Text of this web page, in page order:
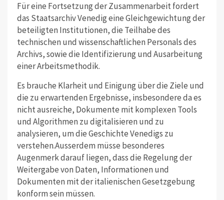
Für eine Fortsetzung der Zusammenarbeit fordert
das Staatsarchiv Venedig eine Gleichgewichtung der
beteiligten Institutionen, die Teilhabe des
technischen und wissenschaftlichen Personals des
Archivs, sowie die Identifizierung und Ausarbeitung
einer Arbeitsmethodik.
Es brauche Klarheit und Einigung über die Ziele und
die zu erwartenden Ergebnisse, insbesondere da es
nicht ausreiche, Dokumente mit komplexen Tools
und Algorithmen zu digitalisieren und zu
analysieren, um die Geschichte Venedigs zu
verstehen.Ausserdem müsse besonderes
Augenmerk darauf liegen, dass die Regelung der
Weitergabe von Daten, Informationen und
Dokumenten mit der italienischen Gesetzgebung
konform sein müssen.